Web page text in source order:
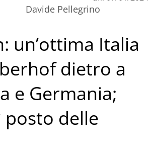
Davide Pellegrino
un’ottima Italia
dietro a
e Germania;
posto delle